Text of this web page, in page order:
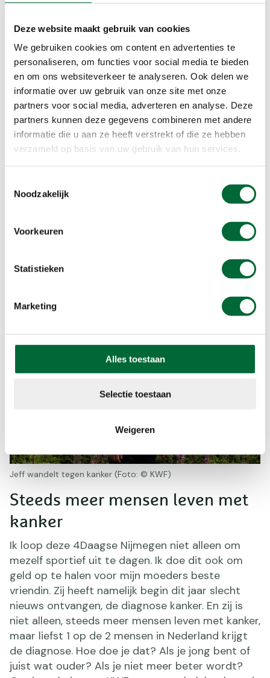
Deze website maakt gebruik van cookies
We gebruiken cookies om content en advertenties te
personaliseren, om functies voor social media te bieden
en om ons websiteverkeer te analyseren. Ook delen we
informatie over uw gebruik van onze site met onze
partners voor social media, adverteren en analyse. Deze
partners kunnen deze gegevens combineren met andere
informatie die u aan ze heeft verstrekt of die ze hebben
verzameld op basis van uw gebruik van hun services.
Noodzakelijk
Voorkeuren
Statistieken
Marketing
Alles toestaan
Selectie toestaan
Weigeren
Toiletgeld:“Als je niet van dixies houdt (zoals
ik), zorg dan dat je genoeg kleingeld hebt om
gebruik te maken van toiletten bij mensen thuis
of in een café die daar een kleine bijdrage voor
vragen. Gebruik de wachttijd effectief voor wat
rekken en strekken, eten en drinken. Dit is ook
handig tijdens de trainingen.”
Elke dag massage:Simone heeft de afgelopen
twee jaar een strippenkaart voor massage na
afloop van elke wandeldag aangeschaft: “Het is
onderrug etc. te laten masseren, net waar je
ochtend fris aan de start.” Dit advies heb ik
meteen opgevolgd door een pluspakket af te
dag o.a. gebruikmaken van massage.
Jeff wandelt tegen kanker (Foto: © KWF)
Steeds meer mensen leven met
kanker
Ik loop deze 4Daagse Nijmegen niet alleen om
mezelf sportief uit te dagen. Ik doe dit ook om
geld op te halen voor mijn moeders beste
vriendin. Zij heeft namelijk begin dit jaar slecht
nieuws ontvangen, de diagnose kanker. En zij is
niet alleen, steeds meer mensen leven met kanker,
maar liefst 1 op de 2 mensen in Nederland krijgt
de diagnose. Hoe doe je dat? Als je jong bent of
juist wat ouder? Als je niet meer beter wordt?